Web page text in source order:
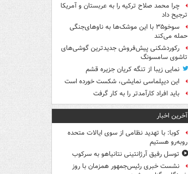
چرا محمد صلاح ترکیه را به عربستان و آمریکا
ترجیح داد
سوخو۳۵ با این موشک‌ها به ناوهای‌جنگی
حمله می‌کند
رکوردشکنی پیش‌فروش جدیدترین گوشی‌های
تاشوی سامسونگ
نمایی زیبا از تنگه کریان جزیره قشم
این دیپلماسی نمایشی، شکست خورده است
باید افراد کارآمدتر را به کار گرفت
آخرین اخبار
کوبا: با تهدید نظامی از سوی ایالات متحده
روبه‌رو هستیم
توسل رفیق آرژانتینی نتانیاهو به سرکوب
نشست خبری رئیس‌جمهور همزمان با روز